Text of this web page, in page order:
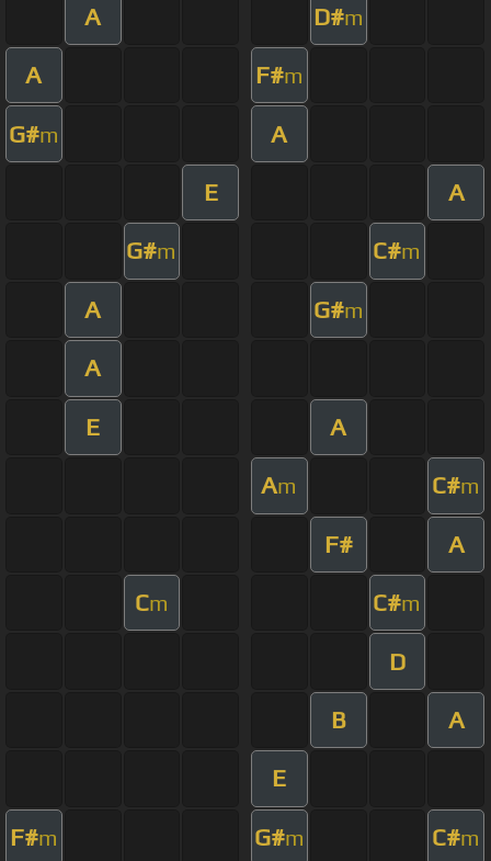
A D#m
A F#m
G#m A
E A
G#m C#m
A G#m
A
E A
Am C#m
F# A
Cm C#m
D
B A
E
F#m G#m C#m